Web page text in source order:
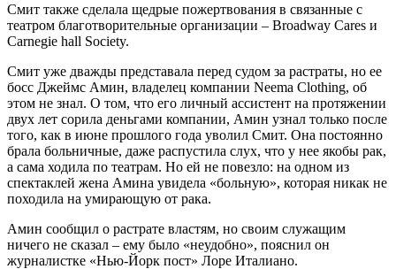
Смит также сделала щедрые пожертвования в связанные с
театром благотворительные организации – Broadway Cares и
Carnegie hall Society.
Смит уже дважды представала перед судом за растраты, но ее
босс Джеймс Амин, владелец компании Neema Clothing, об
этом не знал. О том, что его личный ассистент на протяжении
двух лет сорила деньгами компании, Амин узнал только после
того, как в июне прошлого года уволил Смит. Она постоянно
брала больничные, даже распустила слух, что у нее якобы рак,
а сама ходила по театрам. Но ей не повезло: на одном из
спектаклей жена Амина увидела «больную», которая никак не
походила на умирающую от рака.
Амин сообщил о растрате властям, но своим служащим
ничего не сказал – ему было «неудобно», пояснил он
журналистке «Нью-Йорк пост» Лоре Италиано.